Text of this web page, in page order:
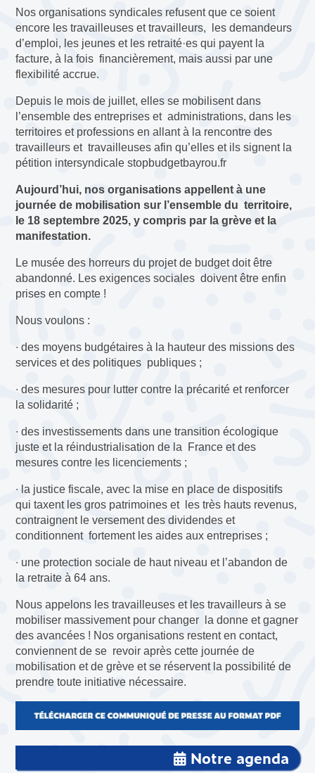
Nos organisations syndicales refusent que ce soient
encore les travailleuses et travailleurs, les demandeurs
d’emploi, les jeunes et les retraité·es qui payent la
facture, à la fois financièrement, mais aussi par une
flexibilité accrue.
Depuis le mois de juillet, elles se mobilisent dans
l’ensemble des entreprises et administrations, dans les
territoires et professions en allant à la rencontre des
travailleurs et travailleuses afin qu’elles et ils signent la
pétition intersyndicale stopbudgetbayrou.fr
Aujourd’hui, nos organisations appellent à une
journée de mobilisation sur l’ensemble du territoire,
le 18 septembre 2025, y compris par la grève et la
manifestation.
Le musée des horreurs du projet de budget doit être
abandonné. Les exigences sociales doivent être enfin
prises en compte !
Nous voulons :
∙ des moyens budgétaires à la hauteur des missions des
services et des politiques publiques ;
∙ des mesures pour lutter contre la précarité et renforcer
la solidarité ;
∙ des investissements dans une transition écologique
juste et la réindustrialisation de la France et des
mesures contre les licenciements ;
∙ la justice fiscale, avec la mise en place de dispositifs
qui taxent les gros patrimoines et les très hauts revenus,
contraignent le versement des dividendes et
conditionnent fortement les aides aux entreprises ;
∙ une protection sociale de haut niveau et l’abandon de
la retraite à 64 ans.
Nous appelons les travailleuses et les travailleurs à se
mobiliser massivement pour changer la donne et gagner
des avancées ! Nos organisations restent en contact,
conviennent de se revoir après cette journée de
mobilisation et de grève et se réservent la possibilité de
prendre toute initiative nécessaire.
Notre agenda